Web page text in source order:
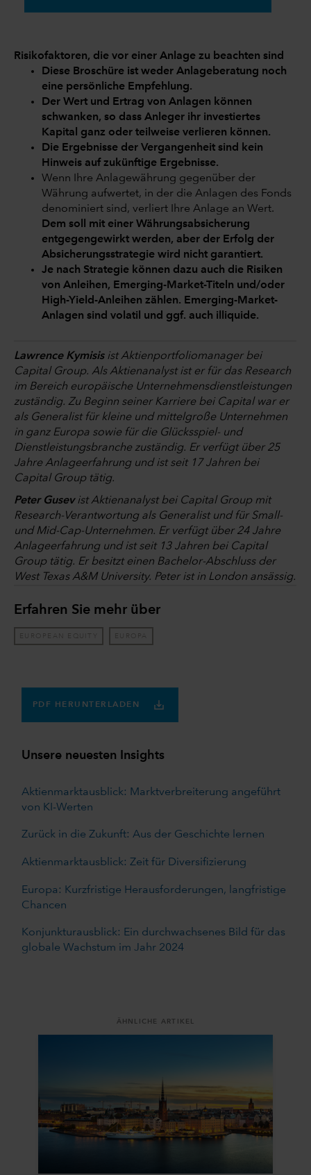
Risikofaktoren, die vor einer Anlage zu beachten sind
Diese Broschüre ist weder Anlageberatung noch
eine persönliche Empfehlung.
Der Wert und Ertrag von Anlagen können
schwanken, so dass Anleger ihr investiertes
Kapital ganz oder teilweise verlieren können.
Die Ergebnisse der Vergangenheit sind kein
Hinweis auf zukünftige Ergebnisse.
Wenn Ihre Anlagewährung gegenüber der
Währung aufwertet, in der die Anlagen des Fonds
denominiert sind, verliert Ihre Anlage an Wert.
Dem soll mit einer Währungsabsicherung
entgegengewirkt werden, aber der Erfolg der
Absicherungsstrategie wird nicht garantiert.
Je nach Strategie können dazu auch die Risiken
von Anleihen, Emerging-Market-Titeln und/oder
High-Yield-Anleihen zählen. Emerging-Market-
Anlagen sind volatil und ggf. auch illiquide.
Lawrence Kymisisist Aktienportfoliomanager bei
Capital Group. Als Aktienanalyst ist er für das Research
im Bereich europäische Unternehmensdienstleistungen
zuständig. Zu Beginn seiner Karriere bei Capital war er
als Generalist für kleine und mittelgroße Unternehmen
in ganz Europa sowie für die Glücksspiel- und
Dienstleistungsbranche zuständig. Er verfügt über 25
Jahre Anlageerfahrung und ist seit 17 Jahren bei
Capital Group tätig.
Peter Gusevist Aktienanalyst bei Capital Group mit
Research-Verantwortung als Generalist und für Small-
und Mid-Cap-Unternehmen. Er verfügt über 24 Jahre
Anlageerfahrung und ist seit 13 Jahren bei Capital
Group tätig. Er besitzt einen Bachelor-Abschluss der
West Texas A&M University. Peter ist in London ansässig.
Erfahren Sie mehr über
EUROPEAN EQUITY EUROPA
PDF HERUNTERLADEN
Unsere neuesten Insights
Aktienmarktausblick: Marktverbreiterung angeführt
von KI-Werten
Zurück in die Zukunft: Aus der Geschichte lernen
Aktienmarktausblick: Zeit für Diversifizierung
Europa: Kurzfristige Herausforderungen, langfristige
Chancen
Konjunkturausblick: Ein durchwachsenes Bild für das
globale Wachstum im Jahr 2024
ÄHNLICHE ARTIKEL